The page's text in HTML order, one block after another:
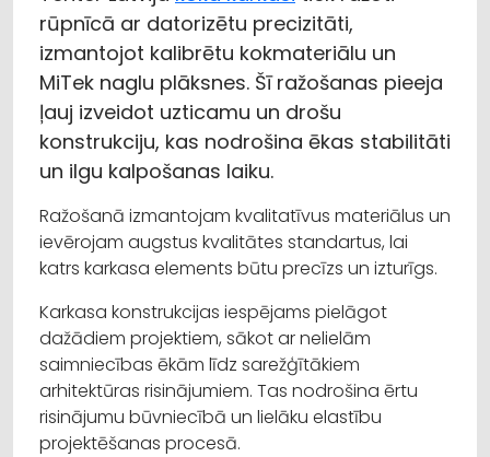
rūpnīcā ar datorizētu precizitāti,
izmantojot kalibrētu kokmateriālu un
MiTek naglu plāksnes. Šī ražošanas pieeja
ļauj izveidot uzticamu un drošu
konstrukciju, kas nodrošina ēkas stabilitāti
un ilgu kalpošanas laiku.
Ražošanā izmantojam kvalitatīvus materiālus un
ievērojam augstus kvalitātes standartus, lai
katrs karkasa elements būtu precīzs un izturīgs.
Karkasa konstrukcijas iespējams pielāgot
dažādiem projektiem, sākot ar nelielām
saimniecības ēkām līdz sarežģītākiem
arhitektūras risinājumiem. Tas nodrošina ērtu
risinājumu būvniecībā un lielāku elastību
projektēšanas procesā.